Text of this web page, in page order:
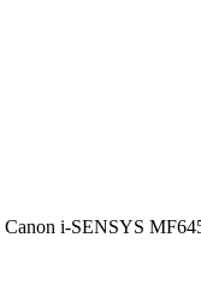
Canon i-SENSYS